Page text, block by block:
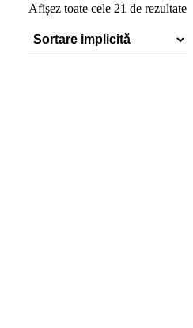
Afișez toate cele 21 de rezultate